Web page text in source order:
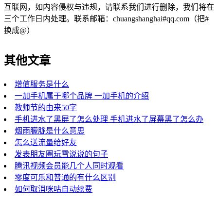
互联网，如内容侵权与违规，请联系我们进行删除，我们将在
三个工作日内处理。联系邮箱：chuangshanghai#qq.com（把#
换成@）
其他文章
增值服务是什么
一加手机属于哪个品牌 一加手机的介绍
教师节的由来50字
手机进水了黑屏了怎么处理 手机进水了屏幕黑了怎么办
烟雨朦胧是什么意思
怎么送流量给好友
发表朋友圈玩雪说说的句子
腾讯视频会员能几个人同时观看
零度可乐和普通的有什么区别
如何取消咪咕自动续费